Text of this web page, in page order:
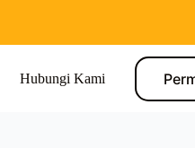
Hubungi Kami